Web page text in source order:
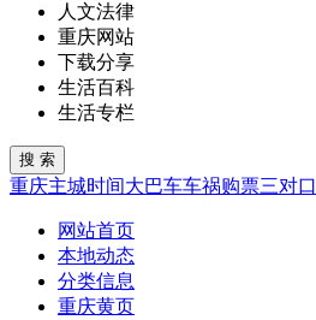
人文法律
重庆网站
下载分享
生活百科
生活专栏
重庆主城时间大巴车车祸购票三对口
网站首页
本地动态
分类信息
重庆黄页